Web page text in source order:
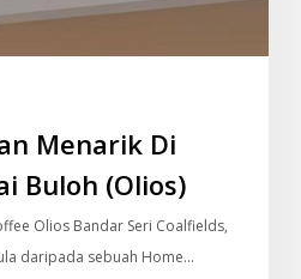
Menarik Di
Buloh (Olios)
Olios Bandar Seri Coalfields,
daripada sebuah Home…